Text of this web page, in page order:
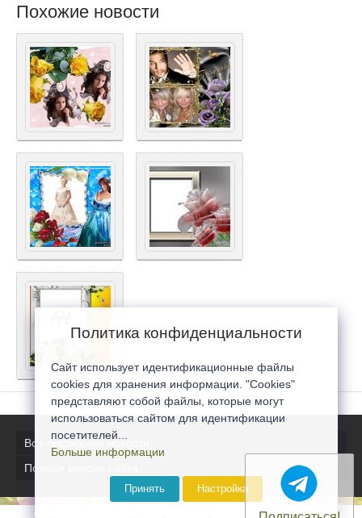
Похожие новости
Все последние новости
Полная версия сайта
Политика конфиденциальности
Сайт использует идентификационные файлы
cookies для хранения информации. "Cookies"
представляют собой файлы, которые могут
использоваться сайтом для идентификации
посетителей...
Больше информации
Принять Настройка